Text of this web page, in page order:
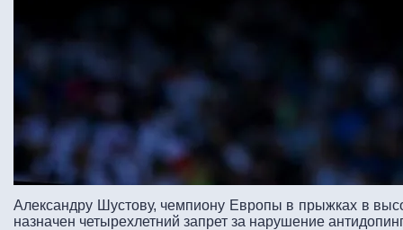
Александру Шустову, чемпиону Европы в прыжках в
назначен четырехлетний запрет за нарушение